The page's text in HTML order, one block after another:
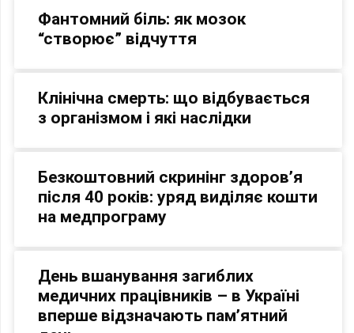
Фантомний біль: як мозок
“створює” відчуття
Клінічна смерть: що відбувається
з організмом і які наслідки
Безкоштовний скринінг здоров’я
після 40 років: уряд виділяє кошти
на медпрограму
День вшанування загиблих
медичних працівників – в Україні
вперше відзначають пам’ятний